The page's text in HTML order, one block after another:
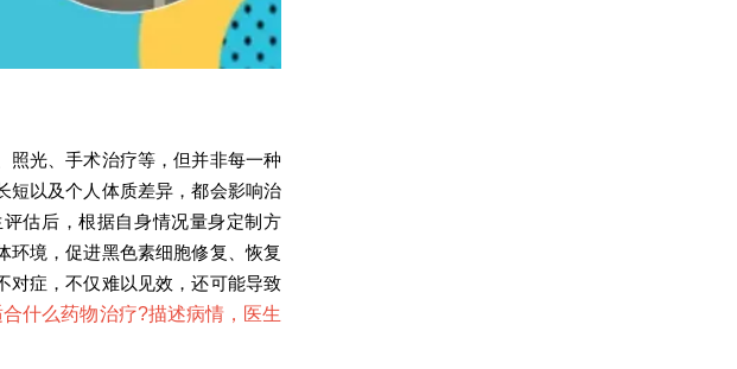
光、手术治疗等，但并非每一种
短以及个人体质差异，都会影响治
估后，根据自身情况量身定制方
环境，促进黑色素细胞修复、恢复
对症，不仅难以见效，还可能导致
什么药物治疗?描述病情，医生